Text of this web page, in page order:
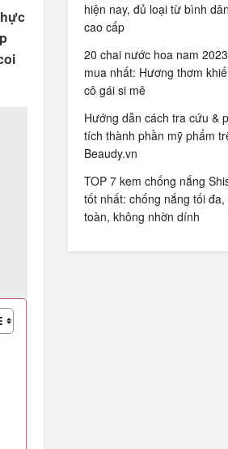
hiện nay, đủ loại từ bình
cao cấp
20 chai nước hoa nam
mua nhất: Hương thơm
cô gái si mê
Hướng dẫn cách tra cứu &
tích thành phần mỹ phẩm
Beaudy.vn
TOP 7 kem chống nắng
tốt nhất: chống nắng tối đa,
toàn, không nhờn dính